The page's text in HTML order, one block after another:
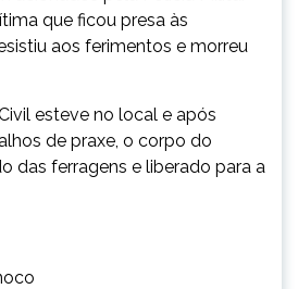
que ficou presa às
aos ferimentos e morreu
esteve no local e após
de praxe, o corpo do
das ferragens e liberado para a